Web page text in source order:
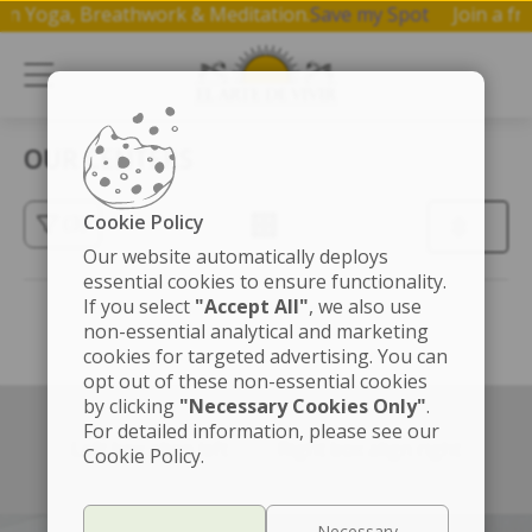
on Yoga, Breathwork & Meditation.Save my Spot Join a
OUR CENTERS
(3)
Left box align left Right box align right
Cookie Policy
Our website automatically deploys
essential cookies to ensure functionality.
If you select "Accept All", we also use
non-essential analytical and marketing
cookies for targeted advertising. You can
opt out of these non-essential cookies
by clicking "Necessary Cookies Only".
For detailed information, please see our
Cookie Policy.